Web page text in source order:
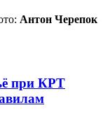
Антон Черепок
при КРТ